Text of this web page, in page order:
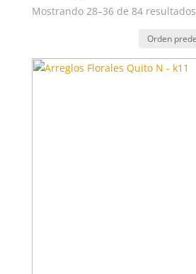
Mostrando 28–36 de 84 resultados